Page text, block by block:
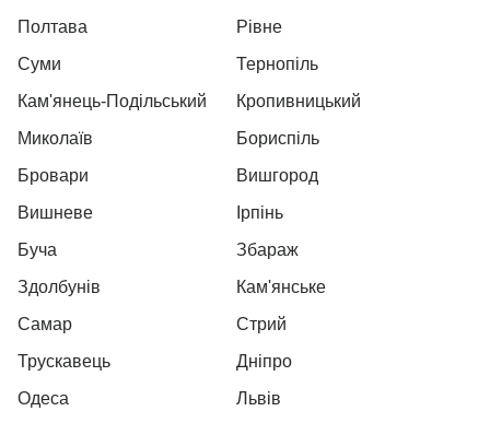
Полтава
Рівне
Суми
Тернопіль
Кам'янець-Подільський
Кропивницький
Миколаїв
Бориспіль
Бровари
Вишгород
Вишневе
Ірпінь
Буча
Збараж
Здолбунів
Кам'янське
Самар
Стрий
Трускавець
Дніпро
Одеса
Львів